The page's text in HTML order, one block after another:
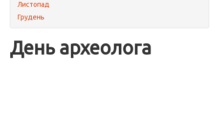
Листопад
Грудень
День археолога